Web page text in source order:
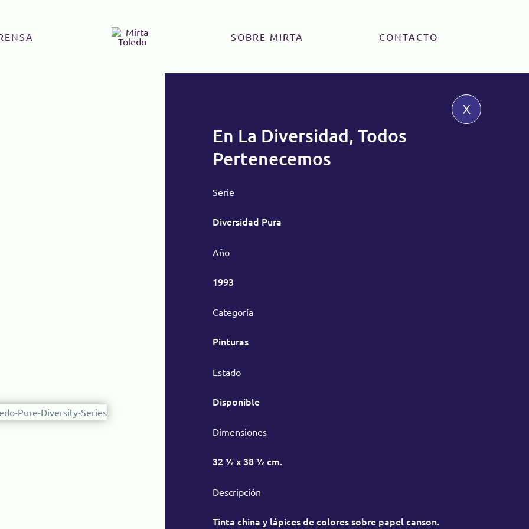
SOBRE MIRTA CONTACTO
x
En La Diversidad, Todos
Pertenecemos
Serie
Diversidad Pura
Año
1993
Categoría
Pinturas
Estado
Disponible
Dimensiones
32 ½ x 38 ½ cm.
Descripción
Tinta china y lápices de colores sobre papel canson.